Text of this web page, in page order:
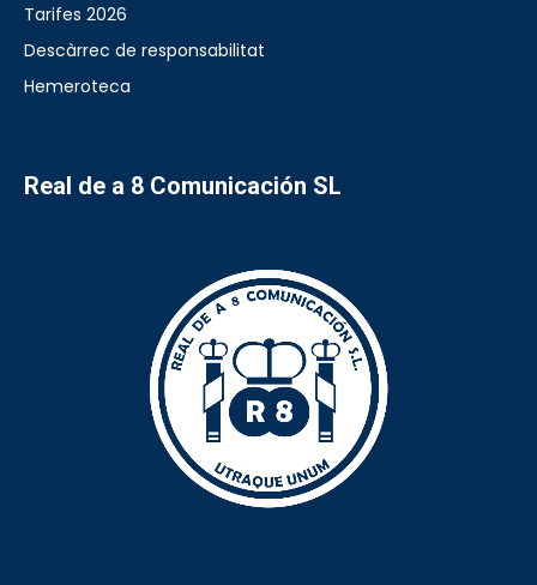
Tarifes 2026
Descàrrec de responsabilitat
Hemeroteca
Real de a 8 Comunicación SL